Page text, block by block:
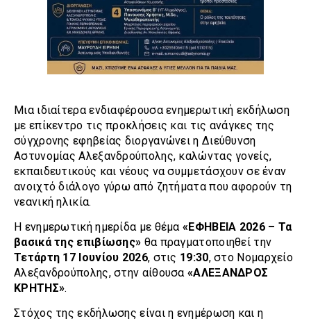
Μια ιδιαίτερα ενδιαφέρουσα ενημερωτική εκδήλωση
με επίκεντρο τις προκλήσεις και τις ανάγκες της
σύγχρονης εφηβείας διοργανώνει η Διεύθυνση
Αστυνομίας Αλεξανδρούπολης, καλώντας γονείς,
εκπαιδευτικούς και νέους να συμμετάσχουν σε έναν
ανοιχτό διάλογο γύρω από ζητήματα που αφορούν τη
νεανική ηλικία.
Η ενημερωτική ημερίδα με θέμα«ΕΦΗΒΕΙΑ 2026 – Τα
βασικά της επιβίωσης» θα πραγματοποιηθεί την
Τετάρτη 17 Ιουνίου 2026, στις 19:30, στο Νομαρχείο
Αλεξανδρούπολης, στην αίθουσα«ΑΛΕΞΑΝΔΡΟΣ
ΚΡΗΤΗΣ».
Στόχος της εκδήλωσης είναι η ενημέρωση και η